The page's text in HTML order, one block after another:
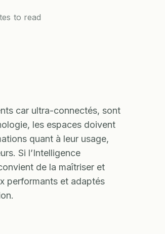
to read
car ultra-connectés, sont
les espaces doivent
quant à leur usage,
Si l’Intelligence
de la maîtriser et
performants et adaptés